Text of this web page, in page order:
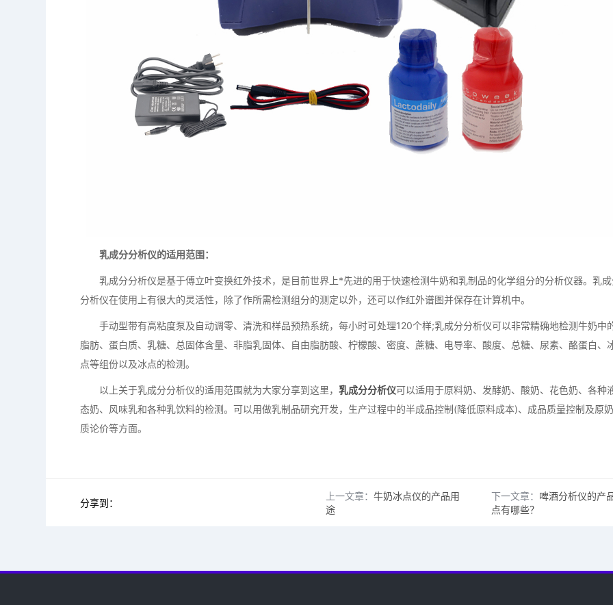
乳成分分析仪的适用范围：
乳成分分析仪是基于傅立叶变换红外技术，是目前世界上*先进的用于快速检测牛奶和乳制品的化学组分的分析仪器。乳
分析仪在使用上有很大的灵活性，除了作所需检测组分的测定以外，还可以作红外谱图并保存在计算机中。
手动型带有高粘度泵及自动调零、清洗和样品预热系统，每小时可处理120个样;乳成分分析仪可以非常精确地检测牛奶中
脂肪、蛋白质、乳糖、总固体含量、非脂乳固体、自由脂肪酸、柠檬酸、密度、蔗糖、电导率、酸度、总糖、尿素、酪蛋白、
点等组份以及冰点的检测。
以上关于乳成分分析仪的适用范围就为大家分享到这里，乳成分分析仪可以适用于原料奶、发酵奶、酸奶、花色奶、各种
态奶、风味乳和各种乳饮料的检测。可以用做乳制品研究开发，生产过程中的半成品控制(降低原料成本)、成品质量控制及原
质论价等方面。
分享到：
上一文章：牛奶冰点仪的产品用
途
下一文章： 啤酒分析仪的产
点有哪些？